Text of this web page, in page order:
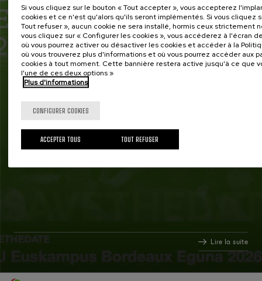
Lire la suite
Si vous cliquez sur le bouton « Tout accepter », vous accepterez
cookies et ce n'est qu'alors qu'ils seront implémentés. Si vous cliquez
Tout refuser », aucun cookie ne sera installé, hormis ceux strictement
vous cliquez sur « Configurer les cookies », vous accéderez à l'écran
où vous pourrez activer ou désactiver les cookies et accéder à la
où vous trouverez plus d'informations et où vous pourrez accéder aux
cookies à tout moment. Cette bannière restera active jusqu'à ce que
l'une de ces deux options »
Plus d'informations
CONFIGURER COOKIES
TOUT REFUSER
ACCEPTER TOUS